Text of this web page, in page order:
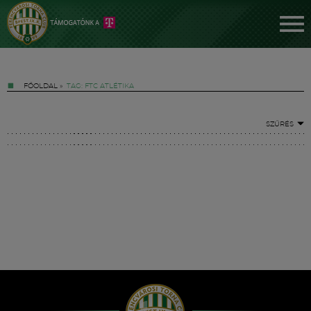
FŐOLDAL » TAG: FTC ATLÉTIKA
SZŰRÉS
Hírek